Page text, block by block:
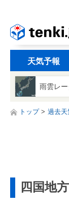
天気予報
雨雲レ
トップ 過去天
四国地